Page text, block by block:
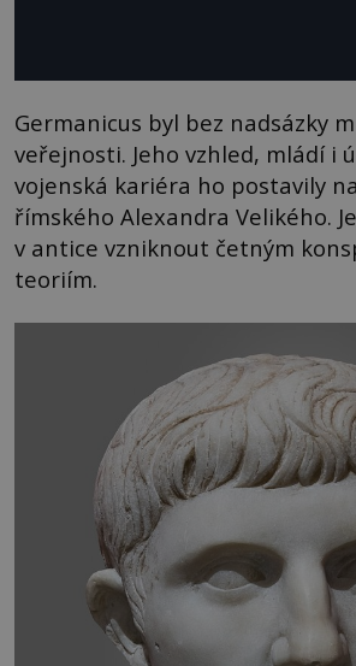
Germanicus byl bez nadsázky
veřejnosti. Jeho vzhled, mládí i
vojenská kariéra ho postavily
římského Alexandra Velikého.
v antice vzniknout četným
teoriím.